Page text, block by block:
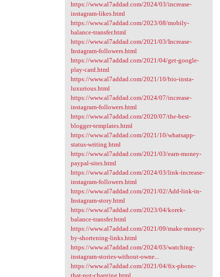
https://www.al7addad.com/2024/03/increase-
instagram-likes.html
https://www.al7addad.com/2023/08/mobily-
balance-transfer.html
https://www.al7addad.com/2021/03/Increase-
Instagram-followers.html
https://www.al7addad.com/2021/04/get-google-
play-card.html
https://www.al7addad.com/2021/10/bio-insta-
luxurious.html
https://www.al7addad.com/2024/07/increase-
instagram-followers.html
https://www.al7addad.com/2020/07/the-best-
blogger-templates.html
https://www.al7addad.com/2021/10/whatsapp-
status-writing.html
https://www.al7addad.com/2021/03/earn-money-
paypal-sites.html
https://www.al7addad.com/2024/03/link-increase-
instagram-followers.html
https://www.al7addad.com/2021/02/Add-link-in-
Instagram-story.html
https://www.al7addad.com/2023/04/korek-
balance-transfer.html
https://www.al7addad.com/2021/09/make-money-
by-shortening-links.html
https://www.al7addad.com/2024/03/watching-
instagram-stories-without-owne...
https://www.al7addad.com/2021/04/fix-phone-
that-not-charging.html